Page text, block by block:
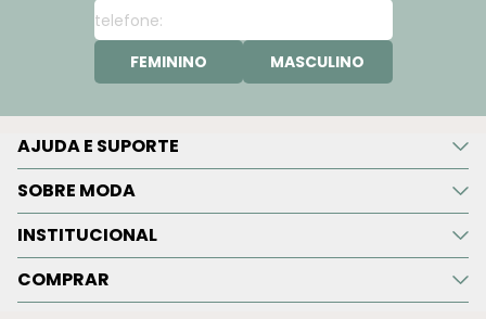
FEMININO MASCULINO
AJUDA E SUPORTE
SOBRE MODA
INSTITUCIONAL
COMPRAR